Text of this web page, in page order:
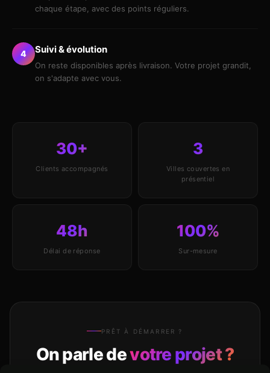
chaque étape, avec des points réguliers.
4 Suivi & évolution
On reste disponibles après livraison. Votre projet grandit,
on s'adapte avec vous.
30+
Clients accompagnés
3
Villes couvertes en
présentiel
48h
Délai de réponse
100%
Sur-mesure
PRÊT À DÉMARRER ?
On parle devotre projet ?